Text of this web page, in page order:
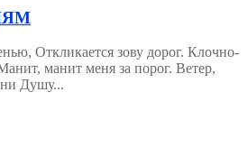
Откликается зову дорог. Клочно-
манит меня за порог. Ветер,
Душу...